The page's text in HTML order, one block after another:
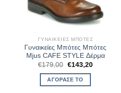
ΓΥΝΑΙΚΕΊΕΣ ΜΠΌΤΕΣ
Γυναικείες Μπότες Μπότες
Mjus CAFE STYLE Δέρμα
€179,00 Original
was:
€179,00.
€143,20Η
ΑΓΌΡΑΣΈ ΤΟ